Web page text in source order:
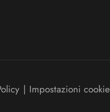
| Impostazioni cookie